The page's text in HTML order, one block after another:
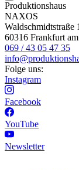
Produktionshaus
NAXOS
Waldschmidtstraße
60316 Frankfurt
069 / 43 05 47 35
Folge uns:
Instagram
Facebook
YouTube
Newsletter